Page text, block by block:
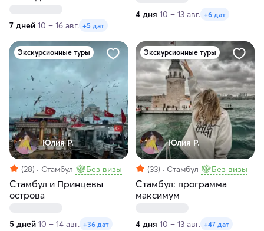
7 дней 10 – 16 авг. +5 дат
4 дня 10 – 13 авг. +6 дат
Экскурсионные туры
Юлия Р.
(28) Стамбул Без визы
Стамбул и Принцевы
острова
5 дней 10 – 14 авг. +36 дат
Экскурсионные туры
Юлия Р.
(33) Стамбул Без визы
Стамбул: программа
максимум
4 дня 10 – 13 авг. +47 дат